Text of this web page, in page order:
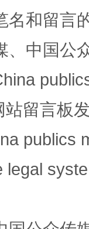
名和留言
、中国公
留言板
publics
legal